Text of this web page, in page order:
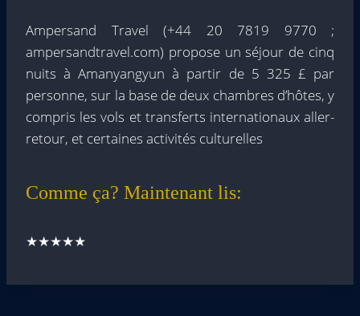
Ampersand Travel (+44 20 7819 9770 ;
ampersandtravel.com) propose un séjour de cinq
nuits à Amanyangyun à partir de 5 325 £ par
personne, sur la base de deux chambres d’hôtes, y
compris les vols et transferts internationaux aller-
retour, et certaines activités culturelles
Comme ça? Maintenant lis:
★★★★★